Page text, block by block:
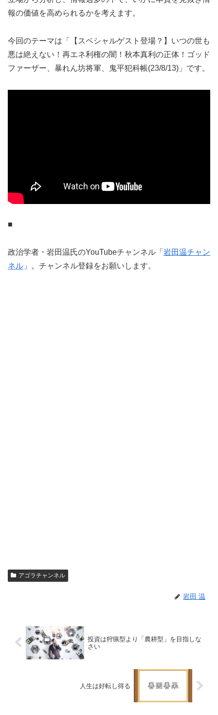
報の価値を高められるかを考えます。
今回のテーマは「【スペシャルゲスト登場？】いつの世も
悪は絶えない！再エネ利権の闇！秋本真利の正体！ゴッド
ファーザー、暴れん坊将軍、鬼平犯科帳(23/8/13)」です。
■
政治学者・岩田温氏のYouTubeチャンネル「 岩田温チャン
ネル 」。チャンネル登録をお願いします。
アゴラチャンネル
岩田 温
投資は狩猟型より「農耕型」を目指しな
さい
人生は好転し得る